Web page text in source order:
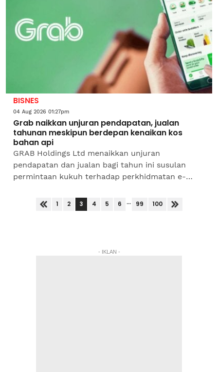
BISNES
04 Aug 2026 01:27pm
Grab naikkan unjuran pendapatan, jualan
tahunan meskipun berdepan kenaikan kos
bahan api
GRAB Holdings Ltd menaikkan unjuran
pendapatan dan jualan bagi tahun ini susulan
permintaan kukuh terhadap perkhidmatan e-
yang membantu mengurangkan kesan...
1 2 3 4 5 6 ... 99 100
- IKLAN -